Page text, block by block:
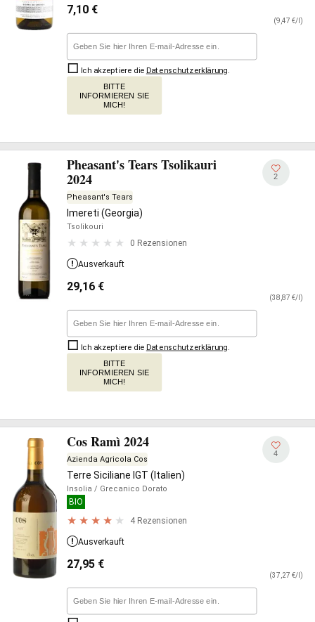
7,10 €
(9,47 €/l)
Ich akzeptiere die Datenschutzerklärung
BITTE
INFORMIEREN SIE
MICH!
Pheasant's Tears Tsolikauri
2024
Pheasant's Tears
Imereti (Georgia)
Tsolikouri
0 Rezensionen
2
Ausverkauft
29,16 €
(38,87 €/l)
Ich akzeptiere die Datenschutzerklärung
BITTE
INFORMIEREN SIE
MICH!
Cos Ramì 2024
Azienda Agricola Cos
Terre Siciliane IGT (Italien)
Insolia / Grecanico Dorato
BIO
4 Rezensionen
4
Ausverkauft
27,95 €
(37,27 €/l)